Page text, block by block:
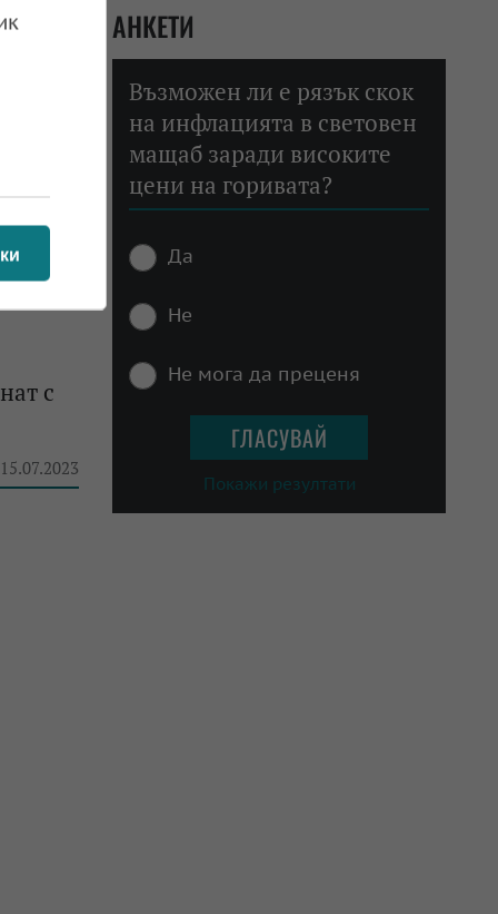
с
АНКЕТИ
Възможен ли е рязък скок
на инфлацията в световен
мащаб заради високите
цени на горивата?
Да
Не
Не мога да преценя
Покажи резултати